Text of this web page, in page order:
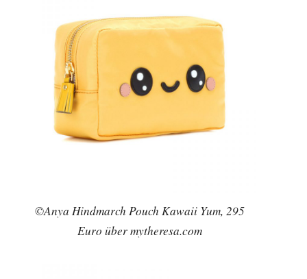
©Anya Hindmarch Pouch Kawaii Yum, 295
Euro über mytheresa.com